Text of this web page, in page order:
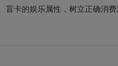
的娱乐属性，树立正确消费